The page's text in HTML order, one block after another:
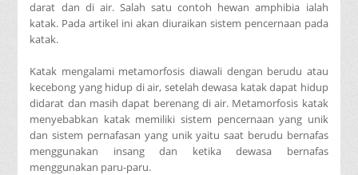
darat dan di air. Salah satu contoh hewan amphibia ialah
katak. Pada artikel ini akan diuraikan sistem pencernaan pada
katak.
Katak mengalami metamorfosis diawali dengan berudu atau
kecebong yang hidup di air, setelah dewasa katak dapat hidup
didarat dan masih dapat berenang di air. Metamorfosis katak
menyebabkan katak memiliki sistem pencernaan yang unik
dan sistem pernafasan yang unik yaitu saat berudu bernafas
menggunakan insang dan ketika dewasa bernafas
menggunakan paru-paru.